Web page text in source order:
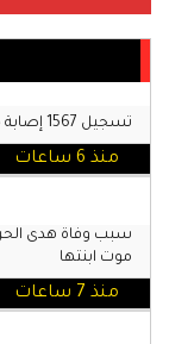
تسجيل 1567 إصابة جديدة من مرض فيروس كورونا في السعودية
منذ 6 ساعات
سبب وفاة هدى
موت ابنتها
منذ 7 ساعات